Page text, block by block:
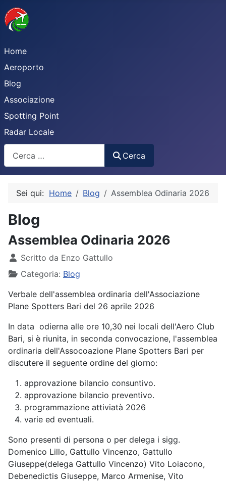
Home
Aeroporto
Blog
Associazione
Spotting Point
Radar Locale
Cerca
Sei qui: Home Blog Assemblea Odinaria 2026
Blog
Assemblea Odinaria 2026
Dettagli
Scritto da Enzo Gattullo
Categoria: Blog
Verbale dell'assemblea ordinaria dell'Associazione
Plane Spotters Bari del 26 aprile 2026
In data odierna alle ore 10,30 nei locali dell'Aero Club
Bari, si è riunita, in seconda convocazione, l'assemblea
ordinaria dell'Assocoazione Plane Spotters Bari per
discutere il seguente ordine del giorno:
approvazione bilancio consuntivo.
approvazione bilancio preventivo.
programmazione attiviatà 2026
varie ed eventuali.
Sono presenti di persona o per delega i sigg.
Domenico Lillo, Gattullo Vincenzo, Gattullo
Giuseppe(delega Gattullo Vincenzo) Vito Loiacono,
Debenedictis Giuseppe, Marco Armenise, Vito